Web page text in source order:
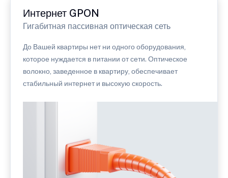
Интернет GPON
Гигабитная пассивная оптическая сеть
До Вашей квартиры нет ни одного оборудования,
которое нуждается в питании от сети. Оптическое
волокно, заведенное в квартиру, обеспечивает
стабильный интернет и высокую скорость.